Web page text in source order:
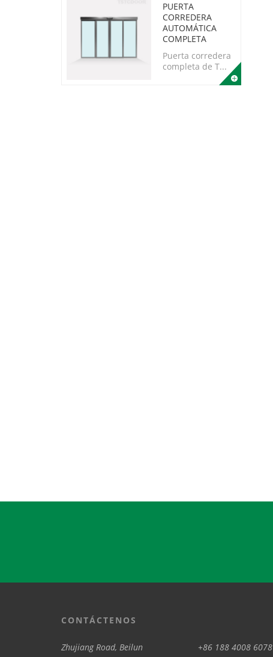
PUERTA
CORREDERA
AUTOMÁTICA
COMPLETA
Puerta corredera
completa de T...
CONTÁCTENOS
Zhujiang Road, Beilun
+86 188 4008 6078